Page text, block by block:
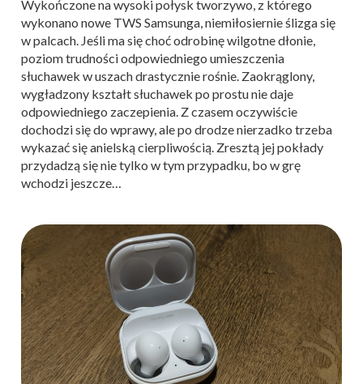
Wykończone na wysoki połysk tworzywo, z którego
wykonano nowe TWS Samsunga, niemiłosiernie ślizga się
w palcach. Jeśli ma się choć odrobinę wilgotne dłonie,
poziom trudności odpowiedniego umieszczenia
słuchawek w uszach drastycznie rośnie. Zaokrąglony,
wygładzony kształt słuchawek po prostu nie daje
odpowiedniego zaczepienia. Z czasem oczywiście
dochodzi się do wprawy, ale po drodze nierzadko trzeba
wykazać się anielską cierpliwością. Zresztą jej pokłady
przydadzą się nie tylko w tym przypadku, bo w grę
wchodzi jeszcze…